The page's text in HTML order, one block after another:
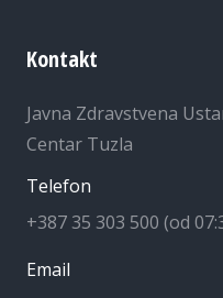
Kontakt
Javna Zdravstvena
Centar Tuzla
Telefon
+387 35 303 500 (od
Email